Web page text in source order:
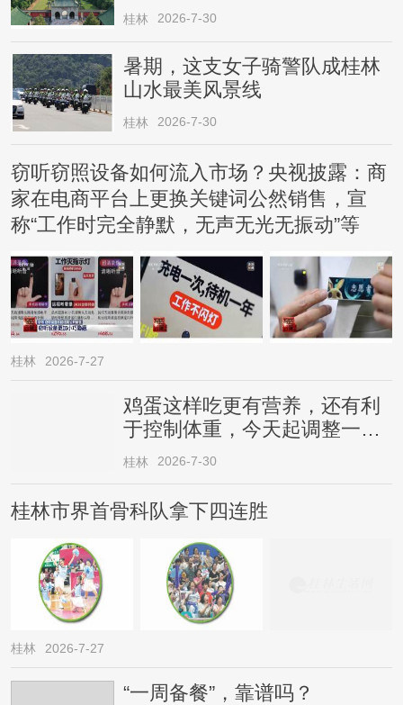
桂林 2026-7-30
暑期，这支女子骑警队成桂林
山水最美风景线
桂林 2026-7-30
窃听窃照设备如何流入市场？央视披露：商
家在电商平台上更换关键词公然销售，宣
称“工作时完全静默，无声无光无振动”等
桂林 2026-7-27
鸡蛋这样吃更有营养，还有利
于控制体重，今天起调整一下
→
桂林 2026-7-30
桂林市界首骨科队拿下四连胜
桂林 2026-7-27
“一周备餐”，靠谱吗？